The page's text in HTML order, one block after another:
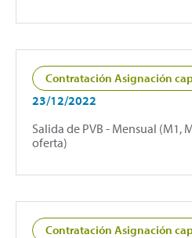
Contratación Asignación
23/12/2022
Salida de PVB - Mensual (M1,
oferta)
Contratación Asignación